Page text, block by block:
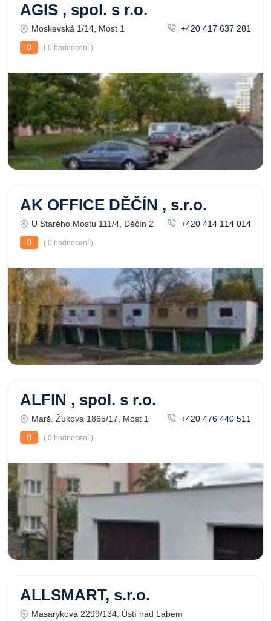
AGIS , spol. s r.o.
Moskevská 1/14, Most 1
+420 417 637 281
0
( 0 hodnocení )
AK OFFICE DĚČÍN , s.r.o.
U Starého Mostu 111/4, Děčín 2
+420 414 114 014
0
( 0 hodnocení )
ALFIN , spol. s r.o.
Marš. Žukova 1865/17, Most 1
+420 476 440 511
0
( 0 hodnocení )
ALLSMART, s.r.o.
Masarykova 2299/134, Ústí nad Labem